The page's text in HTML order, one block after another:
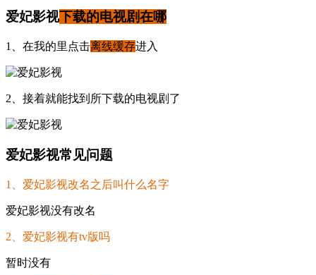
爱妃影视下载的电视剧在哪
1、在我的里点击离线缓存进入
2、接着就能找到所下载的电视剧了
爱妃影视常见问题
1、爱妃影视改名之后叫什么名字
爱妃影视没有改名
2、爱妃影视有tv版吗
暂时没有